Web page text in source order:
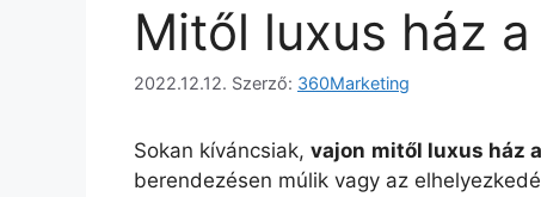
Mitől luxus ház
2022.12.12. Szerző: 360Marketing
Sokan kíváncsiak, vajon mitől luxus ház
berendezésen múlik vagy az